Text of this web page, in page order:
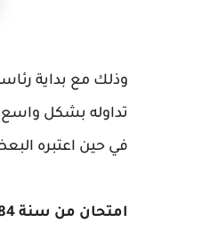
وذلك مع بداية
تداوله بشكل واسع
في حين اعتبره
امتحان من سنة 1984 يثير الجدل